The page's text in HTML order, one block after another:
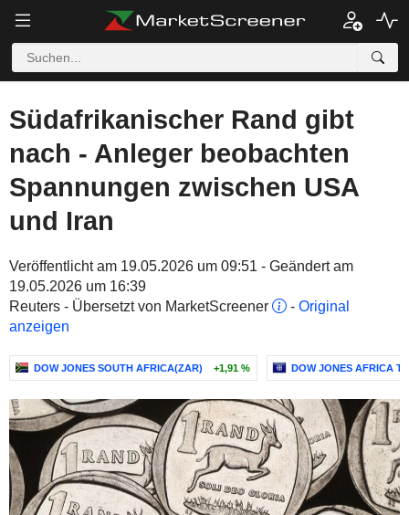
Südafrikanischer Rand gibt
nach - Anleger beobachten
Spannungen zwischen USA
und Iran
Veröffentlicht am 19.05.2026 um 09:51 - Geändert am
19.05.2026 um 16:39
Reuters - Übersetzt von MarketScreener
- Original
anzeigen
DOW JONES SOUTH AFRICA(ZAR) +1,91 % DOW JONES AFRICA